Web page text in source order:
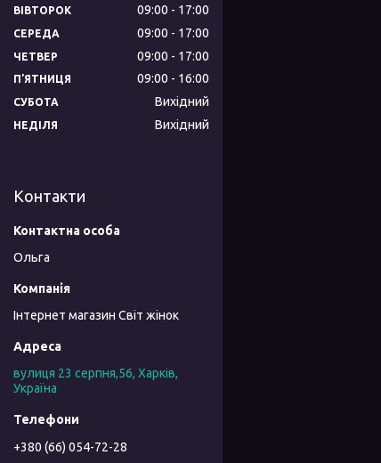
ВІВТОРОК 09:00 17:00
СЕРЕДА 09:00 17:00
ЧЕТВЕР 09:00 17:00
ПʼЯТНИЦЯ 09:00 16:00
СУБОТА Вихідний
НЕДІЛЯ Вихідний
Контакти
Ольга
Інтернет магазин Світ жінок
вулиця 23 серпня,56, Харків,
Україна
+380 (66) 054-72-28